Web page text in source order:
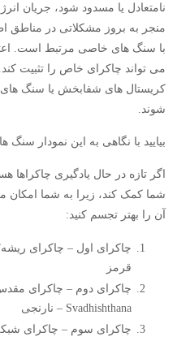
نامتعادل یا مسدود شود، جریان
منجر به بروز مشکلاتی در مناطق
با سنگ های خاصی مرتبط است.
می تواند چاکرای خاص را تثبیت
کریستال های شفابخش یا سنگ
شوند.
بیایید با نگاهی به این نمودار سنگ
اگر تازه در حال یادگیری چاکراها
شما کمک کند، زیرا به شما امکان
آن را بهتر تجسم کنید:
قرمز
Svadhishthana – نارنجی